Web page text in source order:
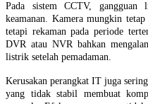
Pada sistem CCTV,
keamanan. Kamera mungkin
tetapi rekaman pada periode
DVR atau NVR bahkan
listrik setelah pemadaman.
Kerusakan perangkat IT juga
yang tidak stabil membuat